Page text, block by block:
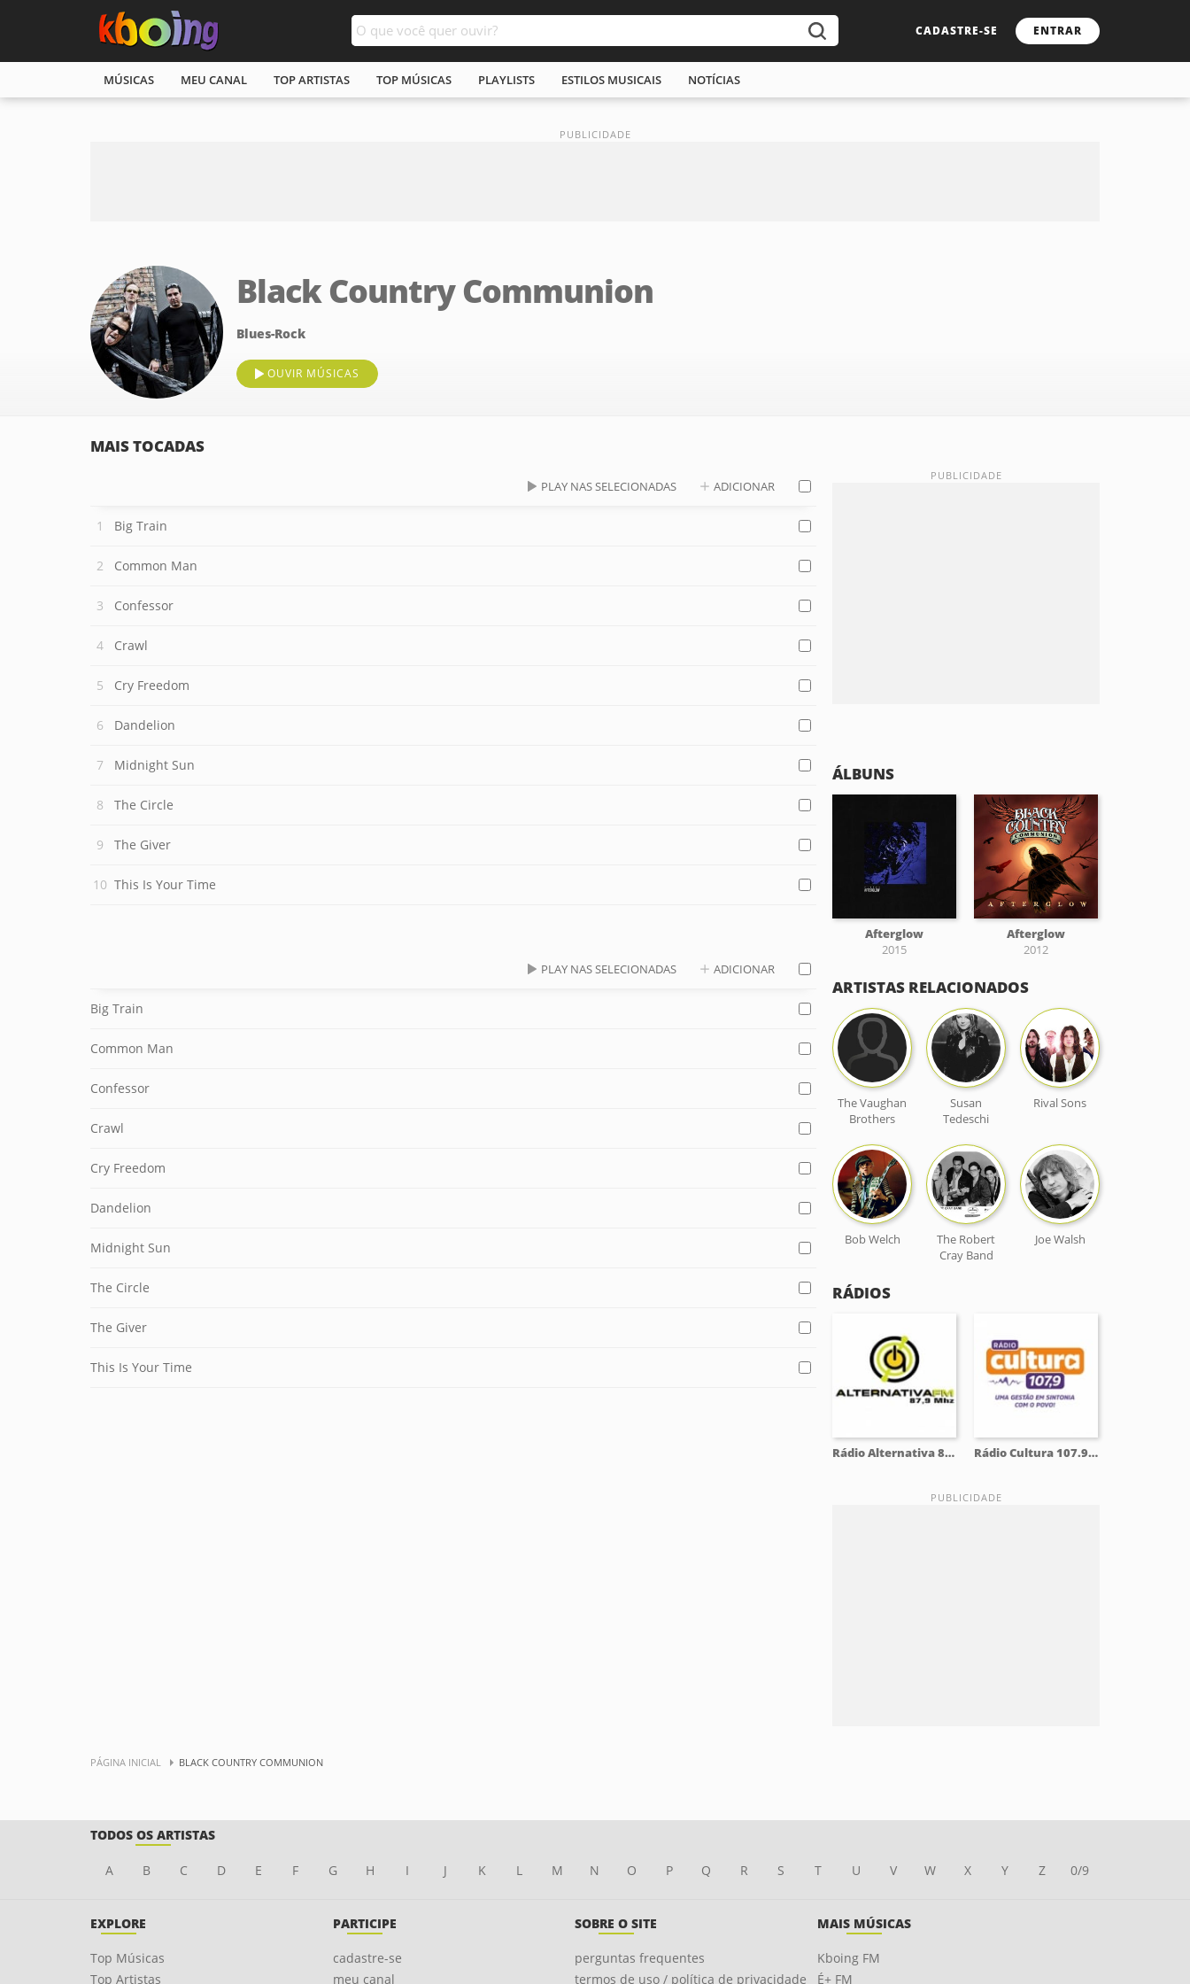
CADASTRE-SE ENTRAR
MÚSICAS MEU CANAL TOP ARTISTAS TOP MÚSICAS PLAYLISTS ESTILOS MUSICAIS NOTÍCIAS
Black Country Communion
Blues-Rock
OUVIR MÚSICAS
MAIS TOCADAS
PLAY NAS SELECIONADAS ADICIONAR
Big Train
Common Man
Confessor
Crawl
Cry Freedom
Dandelion
Midnight Sun
The Circle
The Giver
This Is Your Time
PLAY NAS SELECIONADAS ADICIONAR
Big Train
Common Man
Confessor
Crawl
Cry Freedom
Dandelion
Midnight Sun
The Circle
The Giver
This Is Your Time
ÁLBUNS
Afterglow
2015
Afterglow
2012
ARTISTAS RELACIONADOS
The Vaughan
Brothers
Susan
Tedeschi
Rival Sons
Bob Welch
The Robert
Cray Band
Joe Walsh
RÁDIOS
Rádio Alternativa 87.9 FM Rádio Cultura 107.9 FM
PÁGINA INICIAL BLACK COUNTRY COMMUNION
TODOS OS ARTISTAS
A B C D E F G H I J K L M N O P Q R S T U V W X Y Z 0/9
EXPLORE
Top Músicas
Top Artistas
PARTICIPE
cadastre-se
meu canal
SOBRE O SITE
perguntas frequentes
termos de uso / política de privacidade
MAIS MÚSICAS
Kboing FM
É+ FM